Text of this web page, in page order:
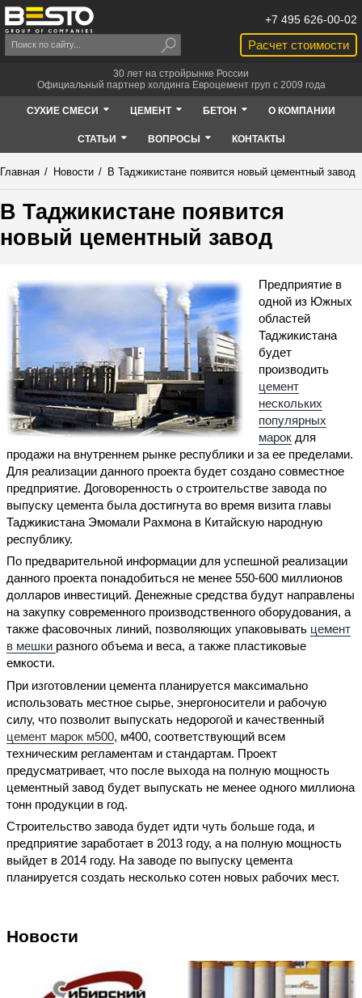
Расчет стоимости
+7 495 626-00-02
30 лет на стройрынке России
Официальный партнер холдинга Евроцемент груп с 2009 года
СУХИЕ СМЕСИ ЦЕМЕНТ БЕТОН О КОМПАНИИ
СТАТЬИ ВОПРОСЫ КОНТАКТЫ
Главная / Новости / В Таджикистане появится новый цементный завод
В Таджикистане появится
новый цементный завод
Предприятие в
одной из Южных
областей
Таджикистана
будет
производить
цемент
нескольких
популярных
марок для
продажи на внутреннем рынке республики и за ее пределами.
Для реализации данного проекта будет создано совместное
предприятие. Договоренность о строительстве завода по
выпуску цемента была достигнута во время визита главы
Таджикистана Эмомали Рахмона в Китайскую народную
республику.
По предварительной информации для успешной реализации
данного проекта понадобиться не менее 550-600 миллионов
долларов инвестиций. Денежные средства будут направлены
на закупку современного производственного оборудования, а
также фасовочных линий, позволяющих упаковывать цемент
в мешки разного объема и веса, а также пластиковые
емкости.
При изготовлении цемента планируется максимально
использовать местное сырье, энергоносители и рабочую
силу, что позволит выпускать недорогой и качественный
цемент марок м500, м400, соответствующий всем
техническим регламентам и стандартам. Проект
предусматривает, что после выхода на полную мощность
цементный завод будет выпускать не менее одного миллиона
тонн продукции в год.
Строительство завода будет идти чуть больше года, и
предприятие заработает в 2013 году, а на полную мощность
выйдет в 2014 году. На заводе по выпуску цемента
планируется создать несколько сотен новых рабочих мест.
Новости